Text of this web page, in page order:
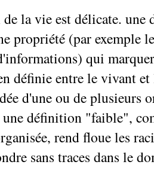
la vie est délicate.
propriété (par exemple
qui
définie entre le vivant
d'une ou de plusieurs
une définition "faible",
rend floue les
sans traces dans le